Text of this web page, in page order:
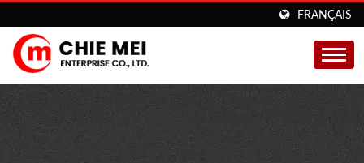
FRANÇAIS